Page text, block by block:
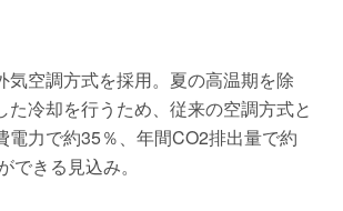
気空調方式を採用。夏の高温期を除
た冷却を行うため、従来の空調方式と
電力で約35％、年間CO2排出量で約
できる見込み。